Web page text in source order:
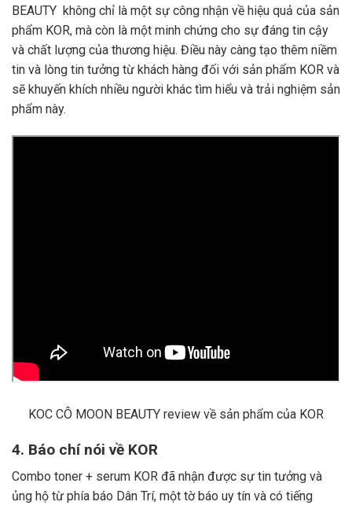
BEAUTY không chỉ là một sự công nhận về hiệu quả của sản
phẩm KOR, mà còn là một minh chứng cho sự đáng tin cậy
và chất lượng của thương hiệu. Điều này càng tạo thêm niềm
tin và lòng tin tưởng từ khách hàng đối với sản phẩm KOR và
sẽ khuyến khích nhiều người khác tìm hiểu và trải nghiệm sản
phẩm này.
KOC CÔ MOON BEAUTY review về sản phẩm của KOR
4. Báo chí nói về KOR
Combo toner + serum KOR đã nhận được sự tin tưởng và
ủng hộ từ phía báo Dân Trí, một tờ báo uy tín và có tiếng